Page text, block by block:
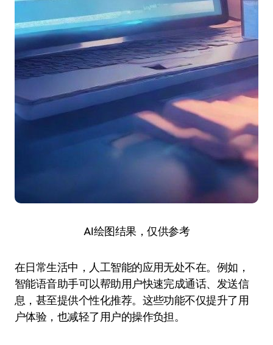
AI绘图结果，仅供参考
在日常生活中，人工智能的应用无处不在。例如，
智能语音助手可以帮助用户快速完成通话、发送信
息，甚至提供个性化推荐。这些功能不仅提升了用
户体验，也减轻了用户的操作负担。